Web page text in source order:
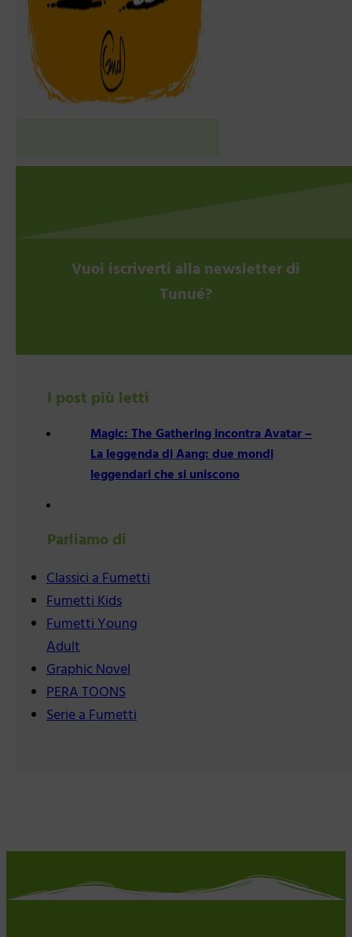
Vuoi iscriverti alla newsletter di
Tunué?
I post più letti
Magic: The Gathering incontra Avatar –
La leggenda di Aang: due mondi
leggendari che si uniscono
Parliamo di
Classici a Fumetti
Fumetti Kids
Fumetti Young
Adult
Graphic Novel
PERA TOONS
Serie a Fumetti